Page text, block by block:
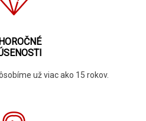
už viac ako 15 rokov.